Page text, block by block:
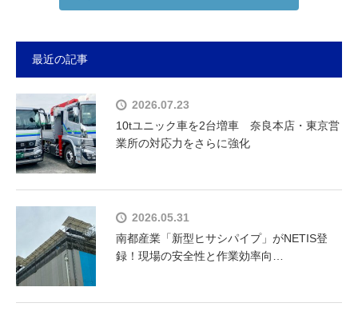
最近の記事
2026.07.23
10tユニック車を2台増車 奈良本店・東京営
業所の対応力をさらに強化
2026.05.31
南都産業「新型ヒサシパイプ」がNETIS登
録！現場の安全性と作業効率向…